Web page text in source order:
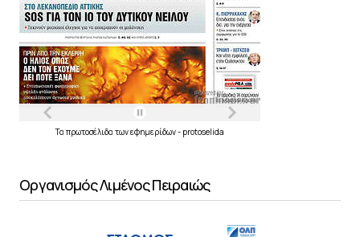
Τα πρωτοσέλιδα τωνεφημερίδων- protoselida
Οργανισμός Λιμένος Πειραιώς